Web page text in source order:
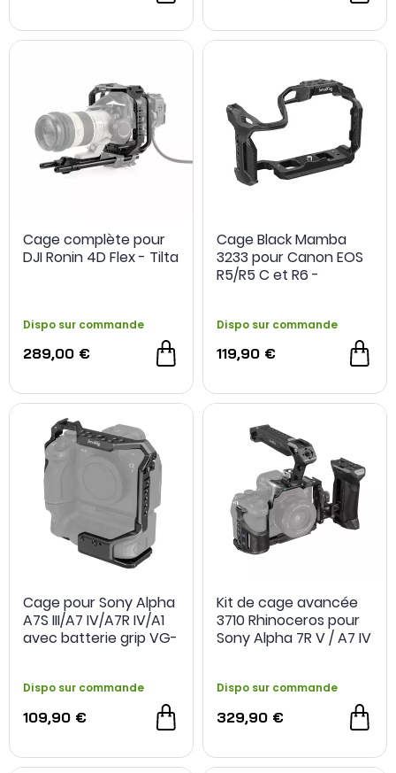
Cage complète pour
DJI Ronin 4D Flex - Tilta
Dispo sur commande
289,00 €
Cage Black Mamba
3233 pour Canon EOS
R5/R5 C et R6 -
Dispo sur commande
119,90 €
Cage pour Sony Alpha
A7S III/A7 IV/A7R IV/A1
avec batterie grip VG-
Dispo sur commande
109,90 €
Kit de cage avancée
3710 Rhinoceros pour
Sony Alpha 7R V / A7 IV
Dispo sur commande
329,90 €